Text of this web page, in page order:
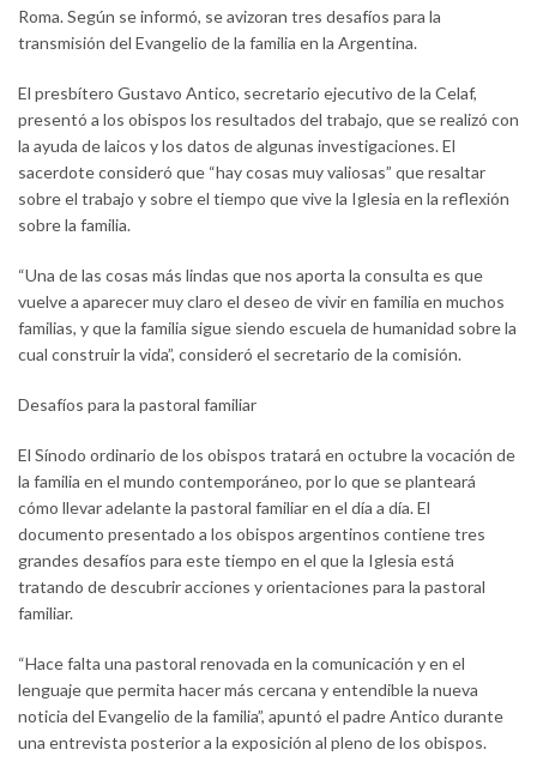
Roma. Según se informó, se avizoran tres desafíos para la
transmisión del Evangelio de la familia en la Argentina.
El presbítero Gustavo Antico, secretario ejecutivo de la Celaf,
presentó a los obispos los resultados del trabajo, que se realizó con
la ayuda de laicos y los datos de algunas investigaciones. El
sacerdote consideró que “hay cosas muy valiosas” que resaltar
sobre el trabajo y sobre el tiempo que vive la Iglesia en la reflexión
sobre la familia.
“Una de las cosas más lindas que nos aporta la consulta es que
vuelve a aparecer muy claro el deseo de vivir en familia en muchos
familias, y que la familia sigue siendo escuela de humanidad sobre la
cual construir la vida”, consideró el secretario de la comisión.
Desafíos para la pastoral familiar
El Sínodo ordinario de los obispos tratará en octubre la vocación de
la familia en el mundo contemporáneo, por lo que se planteará
cómo llevar adelante la pastoral familiar en el día a día. El
documento presentado a los obispos argentinos contiene tres
grandes desafíos para este tiempo en el que la Iglesia está
tratando de descubrir acciones y orientaciones para la pastoral
familiar.
“Hace falta una pastoral renovada en la comunicación y en el
lenguaje que permita hacer más cercana y entendible la nueva
noticia del Evangelio de la familia”, apuntó el padre Antico durante
una entrevista posterior a la exposición al pleno de los obispos.